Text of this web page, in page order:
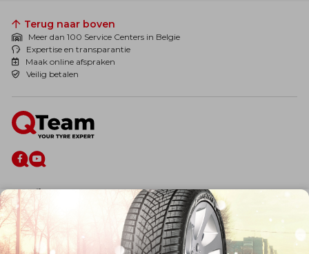
Terug naar boven
Meer dan 100 Service Centers in Belgie
Expertise en transparantie
Maak online afspraken
Veilig betalen
De firma
Wie zijn wij?
Blog
Onze dienstverlening